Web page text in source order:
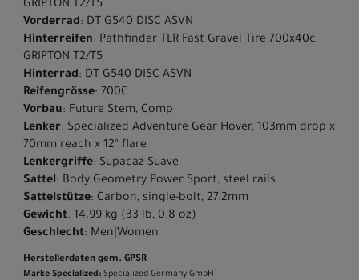
GRIPTON T2/T5
Vorderrad: DT G540 DISC ASVN
Hinterreifen: Pathfinder TLR Fast Gravel Tire 700x40c,
GRIPTON T2/T5
Hinterrad: DT G540 DISC ASVN
Reifengrösse: 700C
Vorbau: Future Stem, Comp
Lenker: Specialized Adventure Gear Hover, 103mm drop x
70mm reach x 12º flare
Lenkergriffe: Supacaz Suave
Sattel: Body Geometry Power Sport, steel rails
Sattelstütze: Carbon, single-bolt, 27.2mm
Gewicht: 14.99 kg (33 lb, 0.8 oz)
Geschlecht: Men|Women
Herstellerdaten gem. GPSR
Marke Specialized: Specialized Germany GmbH